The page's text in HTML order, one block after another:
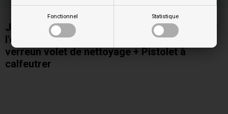
Fonctionnel Statistique
Joint d'étanchéité résistante à la chaleur pour
l'extracteur de fumées, corde en fibre de
verreun volet de nettoyage + Pistolet à
calfeutrer